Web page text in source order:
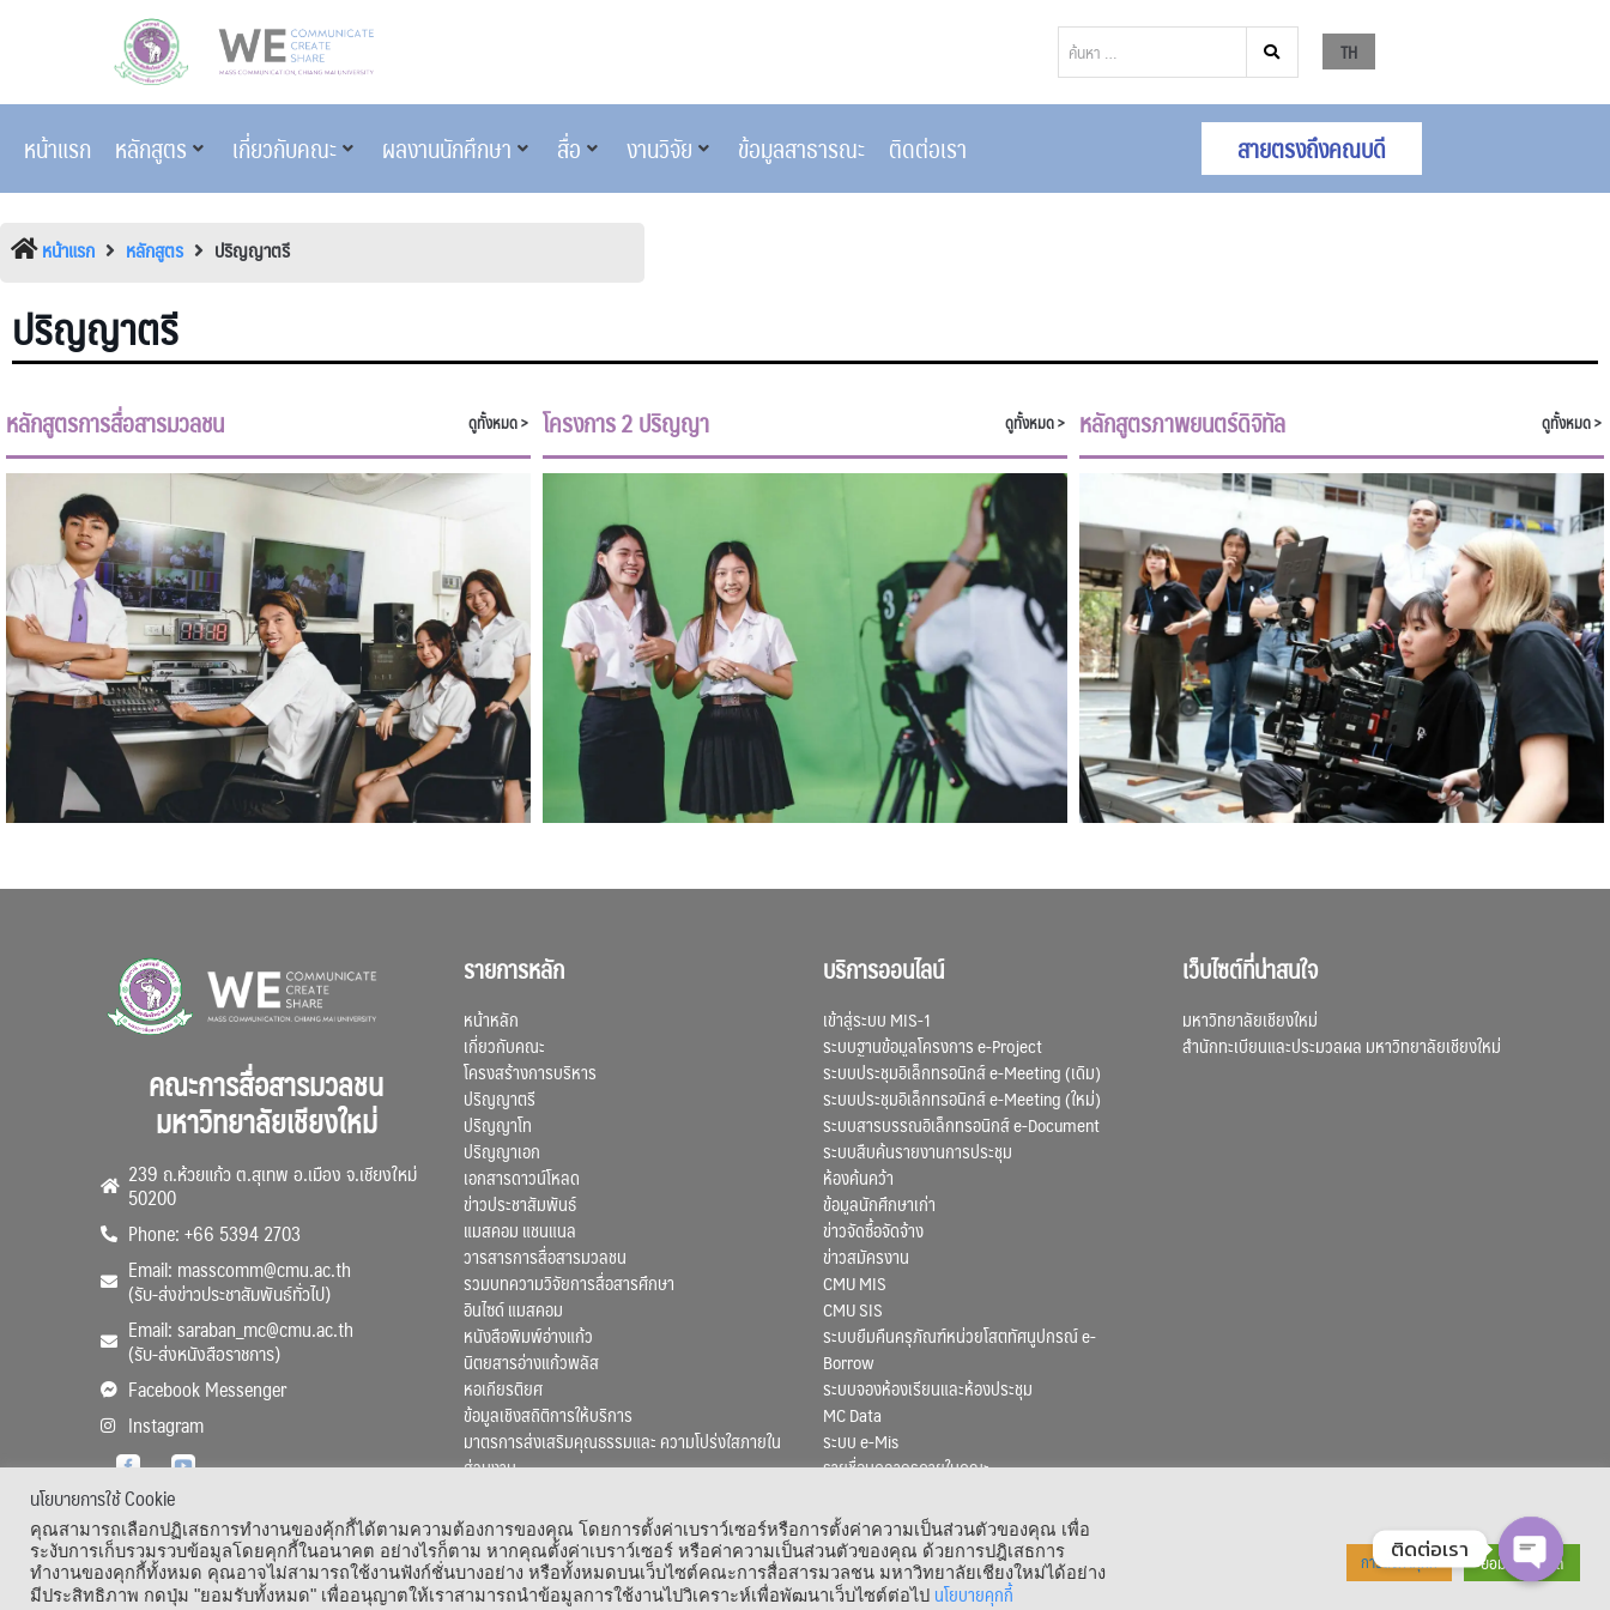
TH
หน้าแรก หลักสูตร เกี่ยวกับคณะ ผลงานนักศึกษา สื่อ งานวิจัย ข้อมูลสาธารณะ ติดต่อเรา สายตรงถึงคณบดี
หน้าแรก หลักสูตร ปริญญาตรี
ปริญญาตรี
หลักสูตรการสื่อสารมวลชน ดูทั้งหมด > โครงการ 2 ปริญญา ดูทั้งหมด > หลักสูตรภาพยนตร์ดิจิทัล ดูทั้งหมด >
คณะการสื่อสารมวลชน
มหาวิทยาลัยเชียงใหม่
239 ถ.ห้วยแก้ว ต.สุเทพ อ.เมือง จ.เชียงใหม่
50200
Phone: +66 5394 2703
Email: masscomm@cmu.ac.th
(รับ-ส่งข่าวประชาสัมพันธ์ทั่วไป)
Email: saraban_mc@cmu.ac.th
(รับ-ส่งหนังสือราชการ)
Facebook Messenger
Instagram
รายการหลัก
หน้าหลัก
เกี่ยวกับคณะ
โครงสร้างการบริหาร
ปริญญาตรี
ปริญญาโท
ปริญญาเอก
เอกสารดาวน์โหลด
ข่าวประชาสัมพันธ์
แมสคอม แชนแนล
วารสารการสื่อสารมวลชน
รวมบทความวิจัยการสื่อสารศึกษา
อินไซด์ แมสคอม
หนังสือพิมพ์อ่างแก้ว
นิตยสารอ่างแก้วพลัส
หอเกียรติยศ
ข้อมูลเชิงสถิติการให้บริการ
มาตรการส่งเสริมคุณธรรมและ ความโปร่งใสภายใน
ส่วนงาน
บริการออนไลน์
เข้าสู่ระบบ MIS-1
ระบบฐานข้อมูลโครงการ e-Project
ระบบประชุมอิเล็กทรอนิกส์ e-Meeting (เดิม)
ระบบประชุมอิเล็กทรอนิกส์ e-Meeting (ใหม่)
ระบบสารบรรณอิเล็กทรอนิกส์ e-Document
ระบบสืบค้นรายงานการประชุม
ห้องค้นคว้า
ข้อมูลนักศึกษาเก่า
ข่าวจัดซื้อจัดจ้าง
ข่าวสมัครงาน
CMU MIS
CMU SIS
ระบบยืมคืนครุภัณฑ์หน่วยโสตทัศนูปกรณ์ e-
Borrow
ระบบจองห้องเรียนและห้องประชุม
MC Data
ระบบ e-Mis
รายชื่อบุคลากรภายในคณะ
เว็บไซต์ที่น่าสนใจ
มหาวิทยาลัยเชียงใหม่
สำนักทะเบียนและประมวลผล มหาวิทยาลัยเชียงใหม่
Copyright © 1964 – 2021 Faculty of Mass Communication, Chiang Mai University. All Rights Reserved.
นโยบายการใช้ Cookie
คุณสามารถเลือกปฏิเสธการทำงานของคุ้กกี้ได้ตามความต้องการของคุณ โดยการตั้งค่าเบราว์เซอร์หรือการตั้งค่าความเป็นส่วนตัวของคุณ เพื่อ
ระงับการเก็บรวมรวบข้อมูลโดยคุกกี้ในอนาคต อย่างไรก็ตาม หากคุณตั้งค่าเบราว์เซอร์ หรือค่าความเป็นส่วนตัวของคุณ ด้วยการปฎิเสธการ
ทำงานของคุกกี้ทั้งหมด คุณอาจไม่สามารถใช้งานฟังก์ชั่นบางอย่าง หรือทั้งหมดบนเว็บไซต์คณะการสื่อสารมวลชน มหาวิทยาลัยเชียงใหม่ได้อย่าง
มีประสิทธิภาพ กดปุ่ม "ยอมรับทั้งหมด" เพื่ออนุญาตให้เราสามารถนำข้อมูลการใช้งานไปวิเคราะห์เพื่อพัฒนาเว็บไซต์ต่อไป นโยบายคุกกี้
การตั้งค่าคุกกี้ ยอมรับทั้งหมด
ติดต่อเรา
OPEN